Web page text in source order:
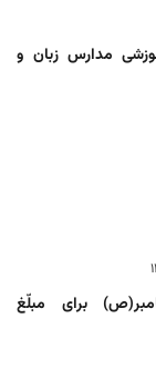
مدارس زبان و
برای مبلّغ